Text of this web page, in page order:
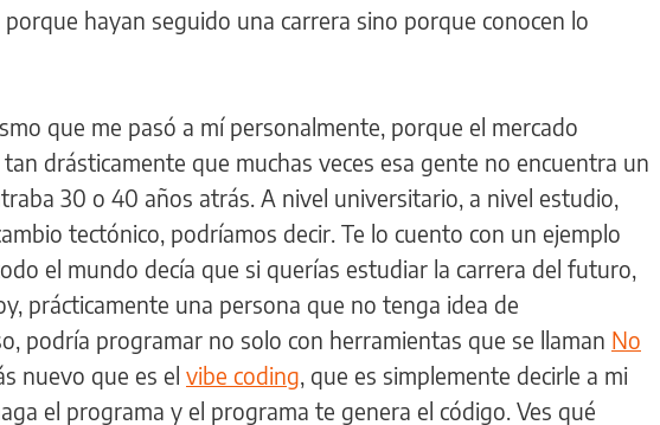
hayan seguido una carrera sino porque conocen lo
que me pasó a mí personalmente, porque el mercado
drásticamente que muchas veces esa gente no encuentra un
30 o 40 años atrás. A nivel universitario, a nivel estudio,
tectónico, podríamos decir. Te lo cuento con un ejemplo
el mundo decía que si querías estudiar la carrera del futuro,
prácticamente una persona que no tenga idea de
podría programar no solo con herramientas que se llaman No
nuevo que es el vibe coding, que es simplemente decirle a mi
el programa y el programa te genera el código. Ves qué